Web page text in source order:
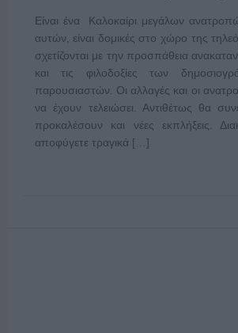
Είναι ένα Καλοκαίρι μεγάλων
αυτών, είναι δομικές στο χώρο της
σχετίζονται με την προσπάθεια
και τις φιλοδοξίες των
παρουσιαστών. Οι αλλαγές και οι
να έχουν τελειώσει. Αντιθέτως θα
προκαλέσουν και νέες εκπλήξεις.
αποφύγετε τραγικά […]